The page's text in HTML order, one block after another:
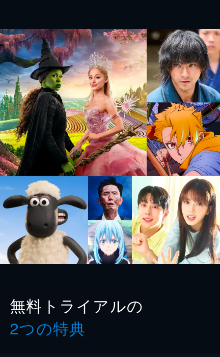
無料トライアルの
2つの特典